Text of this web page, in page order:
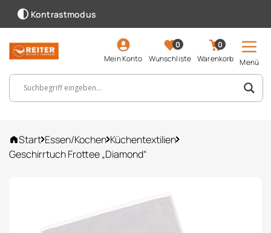
Kontrastmodus
Mein Konto
0
Wunschliste
0
Warenkorb
Menü
Suchbegriff, Artikelnummer ...
Start Essen/Kochen Küchentextilien
Geschirrtuch Frottee „Diamond“